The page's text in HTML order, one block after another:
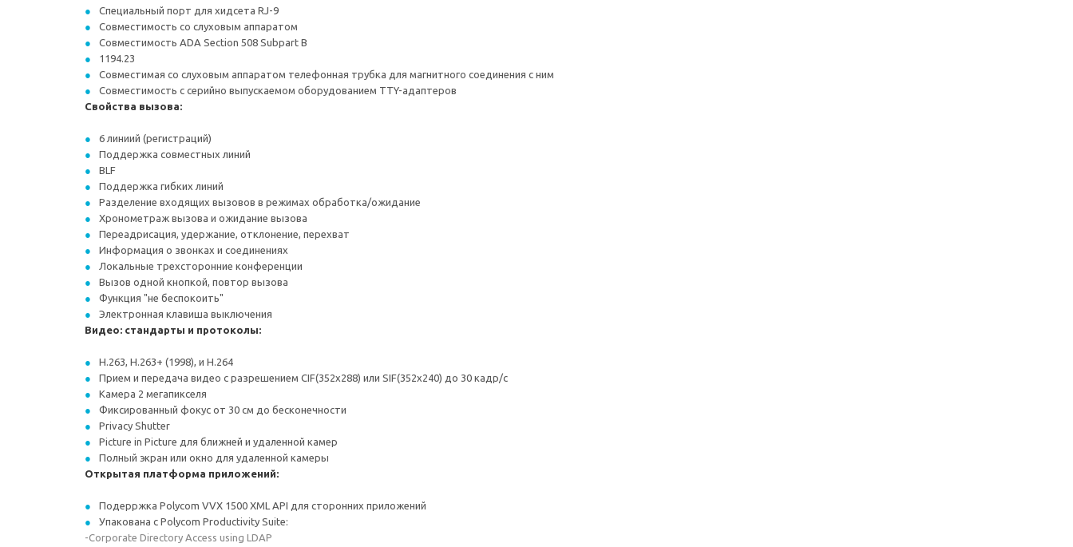
Специальный порт для хидсета RJ-9
Совместимость со слуховым аппаратом
Совместимость ADA Section 508 Subpart B
1194.23
Совместимая со слуховым аппаратом телефонная трубка для магнитного соединения с ним
Совместимость с серийно выпускаемом оборудованием TTY-адаптеров
Свойства вызова:
6 линиий (регистраций)
Поддержка совместных линий
BLF
Поддержка гибких линий
Разделение входящих вызовов в режимах обработка/ожидание
Хронометраж вызова и ожидание вызова
Переадрисация, удержание, отклонение, перехват
Информация о звонках и соединениях
Локальные трехсторонние конференции
Вызов одной кнопкой, повтор вызова
Функция "не беспокоить"
Электронная клавиша выключения
Видео: стандарты и протоколы:
H.263, H.263+ (1998), и H.264
Прием и передача видео с разрешением CIF(352x288) или SIF(352x240) до 30 кадр/c
Камера 2 мегапикселя
Фиксированный фокус от 30 см до бесконечности
Privacy Shutter
Picture in Picture для ближней и удаленной камер
Полный экран или окно для удаленной камеры
Открытая платформа приложений:
Подерржка Polycom VVX 1500 XML API для сторонних приложений
Упакована с Polycom Productivity Suite:
-Corporate Directory Access using LDAP